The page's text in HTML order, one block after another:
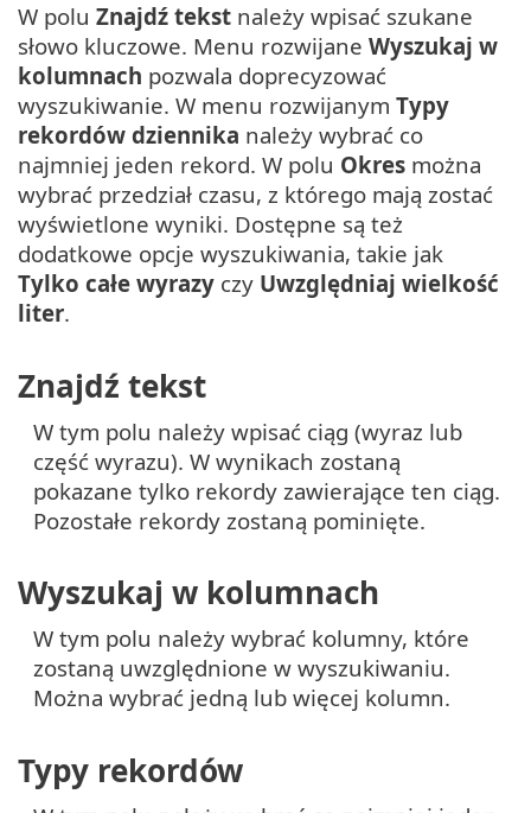
W polu Znajdź tekst należy wpisać szukane
słowo kluczowe. Menu rozwijane Wyszukaj w
kolumnach pozwala doprecyzować
wyszukiwanie. W menu rozwijanym Typy
rekordów dziennika należy wybrać co
najmniej jeden rekord. W polu Okres można
wybrać przedział czasu, z którego mają zostać
wyświetlone wyniki. Dostępne są też
dodatkowe opcje wyszukiwania, takie jak
Tylko całe wyrazy czy Uwzględniaj wielkość
liter.
Znajdź tekst
W tym polu należy wpisać ciąg (wyraz lub
część wyrazu). W wynikach zostaną
pokazane tylko rekordy zawierające ten ciąg.
Pozostałe rekordy zostaną pominięte.
Wyszukaj w kolumnach
W tym polu należy wybrać kolumny, które
zostaną uwzględnione w wyszukiwaniu.
Można wybrać jedną lub więcej kolumn.
Typy rekordów